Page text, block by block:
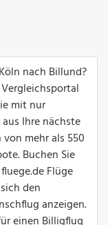
nach Billund?
mit nur
Ihre nächste
mehr als 550
Buchen Sie
Flüge
den
anzeigen.